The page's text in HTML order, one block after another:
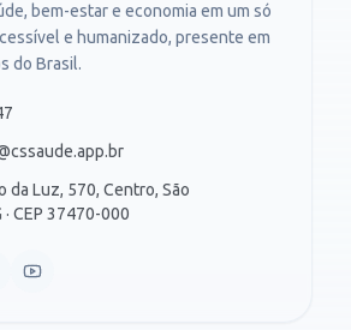
bem-estar e economia em um só
e humanizado, presente em
do Brasil.
da Luz, 570, Centro, São
CEP 37470-000